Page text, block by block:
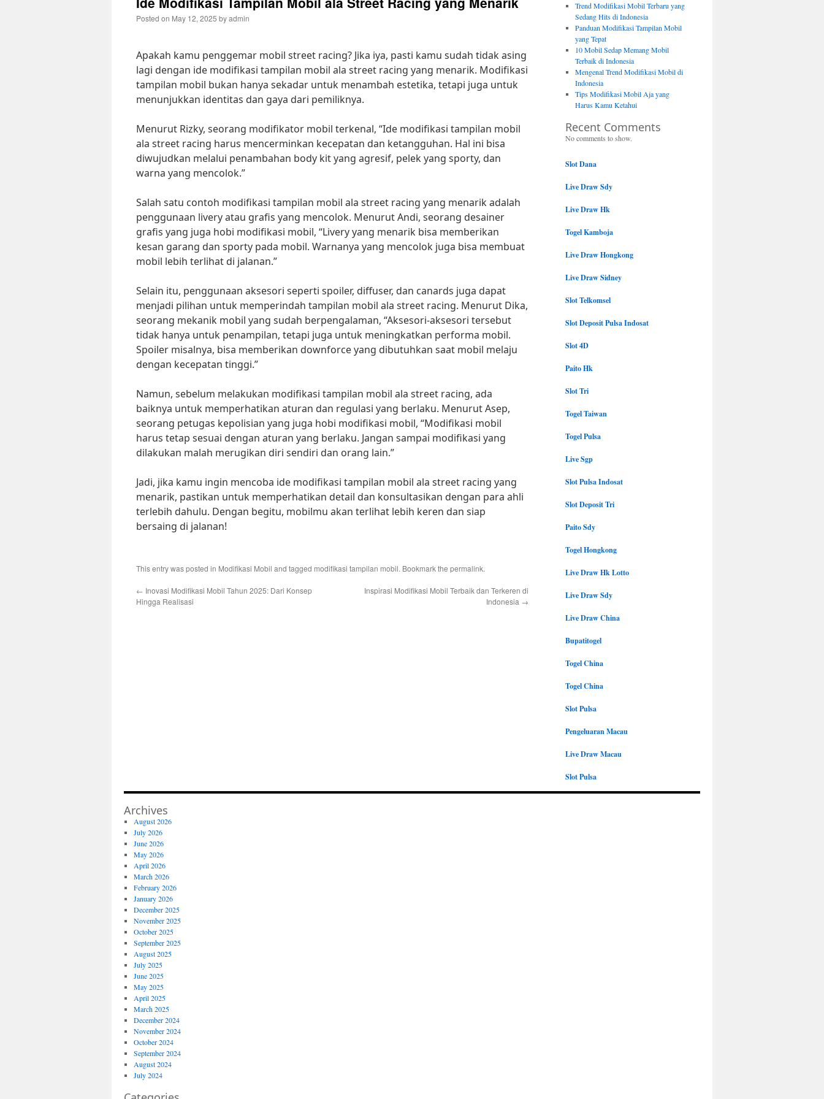
Posted on May 12, 2025 byadmin
Apakah kamu penggemar mobil street racing? Jika iya, pasti kamu sudah tidak asing
lagi dengan ide modifikasi tampilan mobil ala street racing yang menarik. Modifikasi
tampilan mobil bukan hanya sekadar untuk menambah estetika, tetapi juga untuk
menunjukkan identitas dan gaya dari pemiliknya.
Menurut Rizky, seorang modifikator mobil terkenal, “Ide modifikasi tampilan mobil
ala street racing harus mencerminkan kecepatan dan ketangguhan. Hal ini bisa
diwujudkan melalui penambahan body kit yang agresif, pelek yang sporty, dan
warna yang mencolok.”
Salah satu contoh modifikasi tampilan mobil ala street racing yang menarik adalah
penggunaan livery atau grafis yang mencolok. Menurut Andi, seorang desainer
grafis yang juga hobi modifikasi mobil, “Livery yang menarik bisa memberikan
kesan garang dan sporty pada mobil. Warnanya yang mencolok juga bisa membuat
mobil lebih terlihat di jalanan.”
Selain itu, penggunaan aksesori seperti spoiler, diffuser, dan canards juga dapat
menjadi pilihan untuk memperindah tampilan mobil ala street racing. Menurut Dika,
seorang mekanik mobil yang sudah berpengalaman, “Aksesori-aksesori tersebut
tidak hanya untuk penampilan, tetapi juga untuk meningkatkan performa mobil.
Spoiler misalnya, bisa memberikan downforce yang dibutuhkan saat mobil melaju
dengan kecepatan tinggi.”
Namun, sebelum melakukan modifikasi tampilan mobil ala street racing, ada
baiknya untuk memperhatikan aturan dan regulasi yang berlaku. Menurut Asep,
seorang petugas kepolisian yang juga hobi modifikasi mobil, “Modifikasi mobil
harus tetap sesuai dengan aturan yang berlaku. Jangan sampai modifikasi yang
dilakukan malah merugikan diri sendiri dan orang lain.”
Jadi, jika kamu ingin mencoba ide modifikasi tampilan mobil ala street racing yang
menarik, pastikan untuk memperhatikan detail dan konsultasikan dengan para ahli
terlebih dahulu. Dengan begitu, mobilmu akan terlihat lebih keren dan siap
bersaing di jalanan!
This entry was posted in Modifikasi Mobil and tagged modifikasi tampilan mobil. Bookmark the permalink.
← Inovasi Modifikasi Mobil Tahun 2025: Dari Konsep
Hingga Realisasi
Inspirasi Modifikasi Mobil Terbaik dan Terkeren di
Indonesia →
Trend Modifikasi Mobil Terbaru yang
Sedang Hits di Indonesia
Panduan Modifikasi Tampilan Mobil
yang Tepat
10 Mobil Sedap Memang Mobil
Terbaik di Indonesia
Mengenal Trend Modifikasi Mobil di
Indonesia
Tips Modifikasi Mobil Aja yang
Harus Kamu Ketahui
Recent Comments
No comments to show.
Slot Dana
Live Draw Sdy
Live Draw Hk
Togel Kamboja
Live Draw Hongkong
Live Draw Sidney
Slot Telkomsel
Slot Deposit Pulsa Indosat
Slot 4D
Paito Hk
Slot Tri
Togel Taiwan
Togel Pulsa
Live Sgp
Slot Pulsa Indosat
Slot Deposit Tri
Paito Sdy
Togel Hongkong
Live Draw Hk Lotto
Live Draw Sdy
Live Draw China
Bupatitogel
Togel China
Togel China
Slot Pulsa
Pengeluaran Macau
Live Draw Macau
Slot Pulsa
Archives
August 2026
July 2026
June 2026
May 2026
April 2026
March 2026
February 2026
January 2026
December 2025
November 2025
October 2025
September 2025
August 2025
July 2025
June 2025
May 2025
April 2025
March 2025
December 2024
November 2024
October 2024
September 2024
August 2024
July 2024